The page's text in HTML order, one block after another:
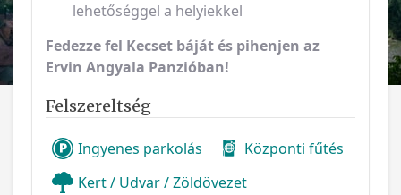
lehetőséggel a helyiekkel
Fedezze fel Kecset báját és pihenjen az
Ervin Angyala Panzióban!
Felszereltség
Ingyenes parkolás
Központi fűtés
Kert / Udvar / Zöldövezet